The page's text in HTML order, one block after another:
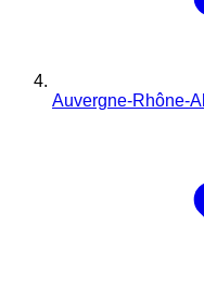
Auvergne-Rhône-